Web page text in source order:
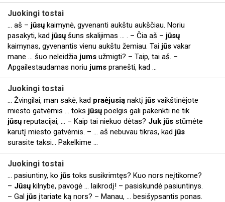
Juokingi tostai
... aš – jūsų kaimynė, gyvenanti aukštu aukščiau. Noriu
pasakyti, kad jūsų šuns skalijimas ... . – Čia aš – jūsų
kaimynas, gyvenantis vienu aukštu žemiau. Tai jūs vakar
mane ... šuo neleidžia jums užmigti? – Taip, tai aš. –
Apgailestaudamas noriu jums pranešti, kad ...
Juokingi tostai
... Žvingilai, man sakė, kad praėjusią naktį jūs vaikštinėjote
miesto gatvėmis ... toks jūsų poelgis gali pakenkti ne tik
jūsų reputacijai, ... – Kaip tai niekuo dėtas? Juk jūs stūmėte
karutį miesto gatvėmis. – ... aš nebuvau tikras, kad jūs
surasite taksi… Pakelkime ...
Juokingi tostai
... pasiuntiny, ko jūs toks susikrimtęs? Kuo nors neįtikome?
– Jūsų kilnybe, pavogė ... laikrodį! – pasiskundė pasiuntinys.
– Gal jūs įtariate ką nors? – Manau, ... besišypsantis ponas.